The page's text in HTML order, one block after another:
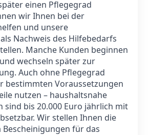
einen Pflegegrad
wir Ihnen bei der
und unsere
Nachweis des Hilfebedarfs
Manche Kunden beginnen
wechseln später zur
Auch ohne Pflegegrad
bestimmten Voraussetzungen
nutzen – haushaltsnahe
sind bis 20.000 Euro jährlich mit
Wir stellen Ihnen die
für das